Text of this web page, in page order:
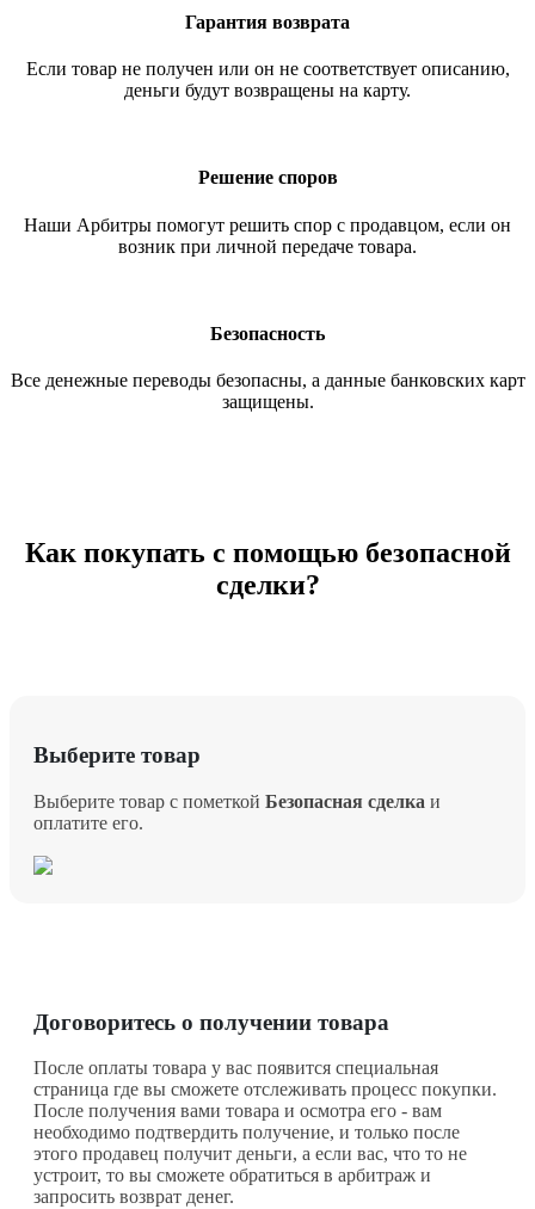
Гарантия возврата
Если товар не получен или он не соответствует описанию,
деньги будут возвращены на карту.
Решение споров
Наши Арбитры помогут решить спор с продавцом, если он
возник при личной передаче товара.
Безопасность
Все денежные переводы безопасны, а данные банковских карт
защищены.
Как покупать с помощью безопасной
сделки?
Выберите товар
Выберите товар с пометкой Безопасная сделка и
оплатите его.
Договоритесь о получении товара
После оплаты товара у вас появится специальная
страница где вы сможете отслеживать процесс покупки.
После получения вами товара и осмотра его - вам
необходимо подтвердить получение, и только после
этого продавец получит деньги, а если вас, что то не
устроит, то вы сможете обратиться в арбитраж и
запросить возврат денег.